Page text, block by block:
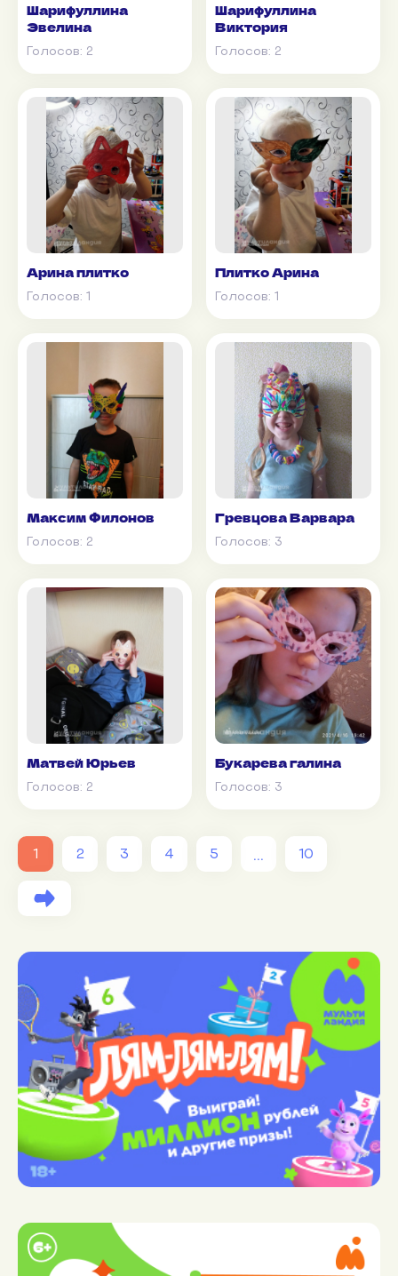
Шарифуллина
Эвелина
Голосов: 2
Шарифуллина
Виктория
Голосов: 2
Арина плитко
Голосов: 1
Плитко Арина
Голосов: 1
Максим Филонов
Голосов: 2
Гревцова Варвара
Голосов: 3
Матвей Юрьев
Голосов: 2
Букарева галина
Голосов: 3
1 2 3 4 5 ... 10